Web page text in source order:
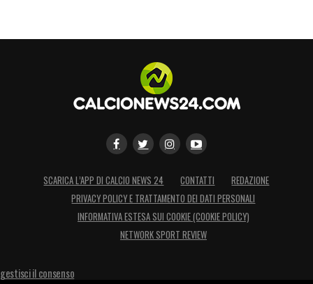
SCARICA L’APP DI CALCIO NEWS 24 CONTATTI
REDAZIONE
PRIVACY POLICY E TRATTAMENTO DEI DATI PERSONALI
INFORMATIVA ESTESA SUI COOKIE (COOKIE POLICY)
NETWORK SPORT REVIEW
gestisci il consenso